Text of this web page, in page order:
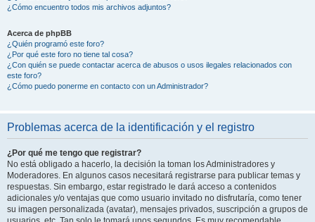
¿Cómo encuentro todos mis archivos adjuntos?
Acerca de phpBB
¿Quién programó este foro?
¿Por qué este foro no tiene tal cosa?
¿Con quién se puede contactar acerca de abusos o usos ilegales relacionados con
este foro?
¿Cómo puedo ponerme en contacto con un Administrador?
Problemas acerca de la identificación y el registro
¿Por qué me tengo que registrar?
No está obligado a hacerlo, la decisión la toman los Administradores y
Moderadores. En algunos casos necesitará registrarse para publicar temas y
respuestas. Sin embargo, estar registrado le dará acceso a contenidos
adicionales y/o ventajas que como usuario invitado no disfrutaría, como tener
su imagen personalizada (avatar), mensajes privados, suscripción a grupos de